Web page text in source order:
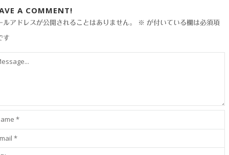
A COMMENT!
ルアドレスが公開されることはありません。 ※ が付いている欄は必須項
す